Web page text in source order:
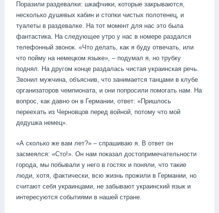
Поразили раздевалки: шкафчики, которые закрываются,
несколько душевых кабин и стопки чистых полотенец, и
туалеты в раздевалке. На тот момент для нас это была
фантастика. На следующее утро у нас в номере раздался
телефонный звонок. «Что делать, как я буду отвечать, или
что пойму на немецком языке», – подумал я, но трубку
поднял. На другом конце раздалась чистая украинская речь.
Звонил мужчина, объяснив, что занимается танцами в клубе
организаторов чемпионата, и они попросили помогать нам. На
вопрос, как давно он в Германии, ответ: «Пришлось
переехать из Черновцов перед войной, потому что мой
дедушка немец».
«А сколько же вам лет?» – спрашиваю я. В ответ он
засмеялся: «Сто!». Он нам показал достопримечательности
города, мы побывали у него в гостях и поняли, что такие
люди, хотя, фактически, всю жизнь прожили в Германии, но
считают себя украинцами, не забывают украинский язык и
интересуются событиями в нашей стране.